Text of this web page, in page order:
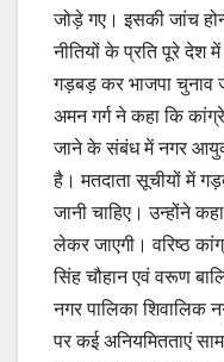
जोड़े गए। इसकी जांच
नीतियों के प्रति पूरे देश
गड़बड़ कर भाजपा चुनाव
अमन गर्ग ने कहा कि
जाने के संबंध में नगर
है। मतदाता सूचीयों में
जानी चाहिए। उन्होंने
लेकर जाएगी। वरिष्ठ
सिंह चौहान एवं वरूण
नगर पालिका शिवालिक
पर कई अनियमितताएं